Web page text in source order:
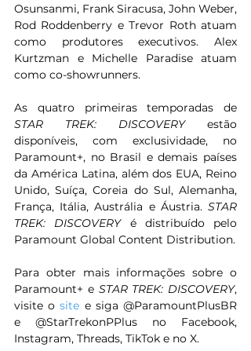
Osunsanmi, Frank Siracusa, John Weber,
Rod Roddenberry e Trevor Roth atuam
como produtores executivos. Alex
Kurtzman e Michelle Paradise atuam
como co-showrunners.
As quatro primeiras temporadas de
STAR TREK: DISCOVERY estão
disponíveis, com exclusividade, no
Paramount+, no Brasil e demais países
da América Latina, além dos EUA, Reino
Unido, Suíça, Coreia do Sul, Alemanha,
França, Itália, Austrália e Áustria. STAR
TREK: DISCOVERY é distribuído pelo
Paramount Global Content Distribution.
Para obter mais informações sobre o
Paramount+ e STAR TREK: DISCOVERY,
visite o site e siga @ParamountPlusBR
e @StarTrekonPPlus no Facebook,
Instagram, Threads, TikTok e no X.